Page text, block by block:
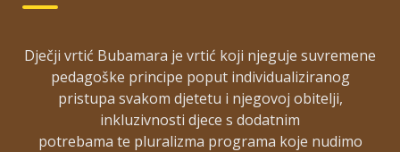
Pretraga
Pretraga
Dječji vrtić Bubamara je vrtić koji njeguje suvremene
pedagoške principe poput individualiziranog
pristupa svakom djetetu i njegovoj obitelji,
inkluzivnosti djece s dodatnim
potrebama te pluralizma programa koje nudimo